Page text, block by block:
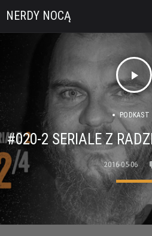
NERDY NOCĄ
play_arrow
PODKAST
#020-2 SERIALE Z
2016-05-06